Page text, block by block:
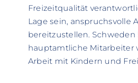
Freizeitqualität
Lage sein,
bereitzustellen.
hauptamtliche Mitarbeiter
Arbeit mit Kindern und